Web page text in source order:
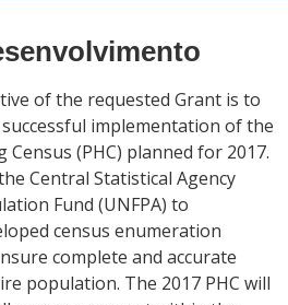
of the requested Grant is to
implementation of the
(PHC) planned for 2017.
Central Statistical Agency
Fund (UNFPA) to
census enumeration
complete and accurate
population. The 2017 PHC will